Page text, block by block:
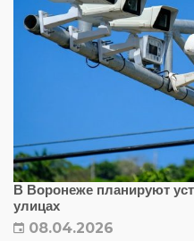
В Воронеже планируют
улицах
08.04.2026